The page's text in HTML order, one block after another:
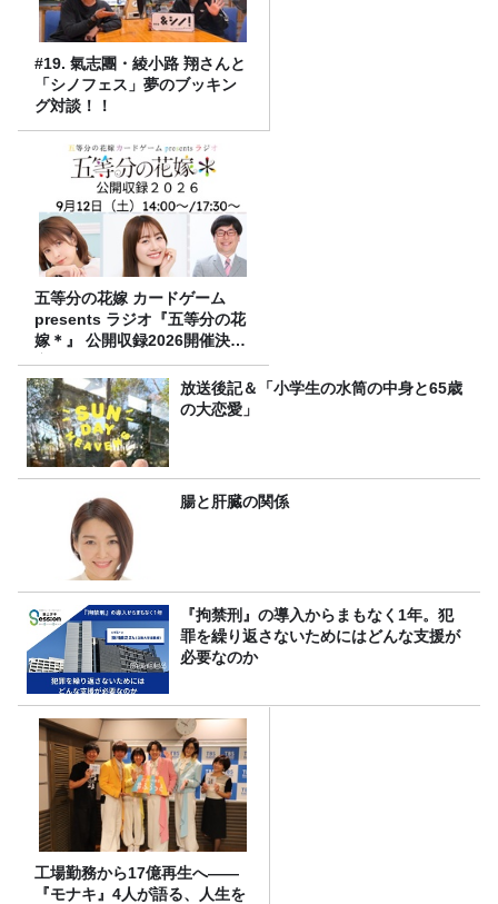
#19. 氣志團・綾小路 翔さんと
「シノフェス」夢のブッキン
グ対談！！
五等分の花嫁 カードゲーム
presents ラジオ『五等分の花
嫁＊』 公開収録2026開催決
定！
放送後記＆「小学生の水筒の中身と65歳
の大恋愛」
腸と肝臓の関係
『拘禁刑』の導入からまもなく1年。犯
罪を繰り返さないためにはどんな支援が
必要なのか
工場勤務から17億再生へ——
『モナキ』4人が語る、人生を